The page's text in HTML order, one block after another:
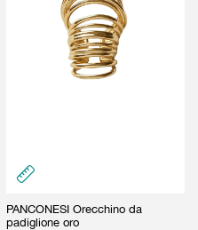
PANCONESI Orecchino da
padiglione oro